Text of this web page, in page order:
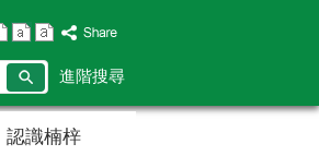
搜
尋
進階搜尋
認識楠梓